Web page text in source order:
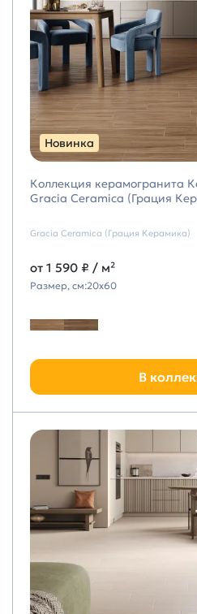
Новинка
Коллекция керамогранита
Gracia Ceramica (Грация
Gracia Ceramica (Грация Керамика)
от 1 590 ₽ / м²
Размер, см:20х60
В